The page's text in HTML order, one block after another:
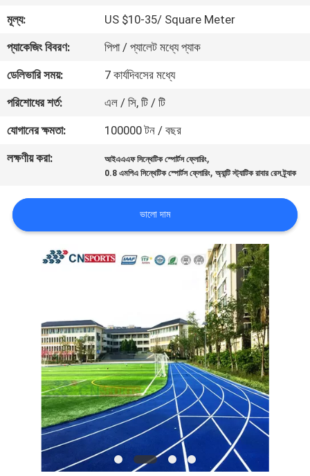
মান
নিয়ন্ত্রণ
যোগাযোগ
করুন
উদ্ধৃতির
আবেদন
PRIVACY
POLICY
মূল্য:
US $10-35/ Square Meter
প্যাকেজিং বিবরণ:
পিপা / প্যালেট মধ্যে প্যাক
ডেলিভারি সময়:
7 কার্যদিবসের মধ্যে
পরিশোধের শর্ত:
এল / সি, টি / টি
যোগানের ক্ষমতা:
100000 টন / বছর
লক্ষণীয় করা:
আইএএএফ সিন্থেটিক স্পোর্টস ফ্লোরিং,
0.8 এমপিএ সিন্থেটিক স্পোর্টস ফ্লোরিং,অ্যান্টি স্ট্যাটিক রাবার রেস ট্র্যাক
ভালো দাম